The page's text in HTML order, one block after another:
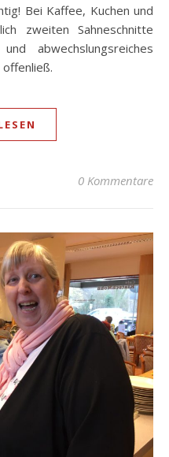
Bei Kaffee, Kuchen und
zweiten Sahneschnitte
abwechslungsreiches
0 Kommentare